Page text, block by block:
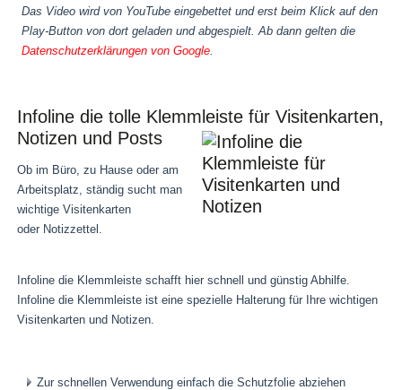
Das Video wird von YouTube eingebettet und erst beim Klick auf den
Play-Button von dort geladen und abgespielt. Ab dann gelten die
Datenschutzerklärungen von Google
Infoline die tolle Klemmleiste für Visitenkarten,
Notizen und Posts
Ob im Büro, zu Hause oder am
Arbeitsplatz, ständig sucht man
wichtige Visitenkarten
oder Notizzettel.
Infoline die Klemmleiste schafft hier schnell und günstig Abhilfe.
Infoline die Klemmleiste ist eine spezielle Halterung für Ihre wichtigen
Visitenkarten und Notizen.
Zur schnellen Verwendung einfach die Schutzfolie abziehen